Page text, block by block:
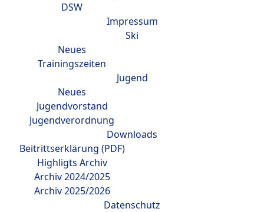
DSW
Impressum
Ski
Neues
Trainingszeiten
Jugend
Neues
Jugendvorstand
Jugendverordnung
Downloads
Beitrittserklärung (PDF)
Highligts Archiv
Archiv 2024/2025
Archiv 2025/2026
Datenschutz